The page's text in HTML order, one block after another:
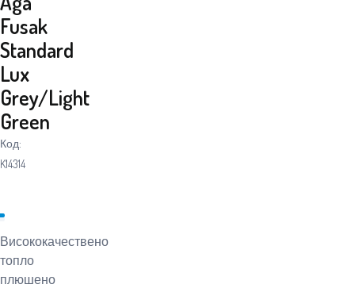
Fusak
Standard
Lux
Grey/Light
Green
Код:
K14314
Висококачествено
топло
плюшено